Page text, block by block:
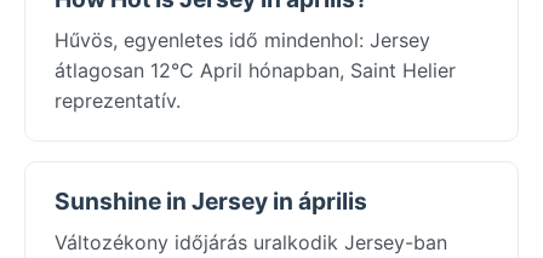
Hűvös, egyenletes idő mindenhol: Jersey
átlagosan 12°C April hónapban, Saint Helier
reprezentatív.
Sunshine in Jersey in április
Változékony időjárás uralkodik Jersey-ban